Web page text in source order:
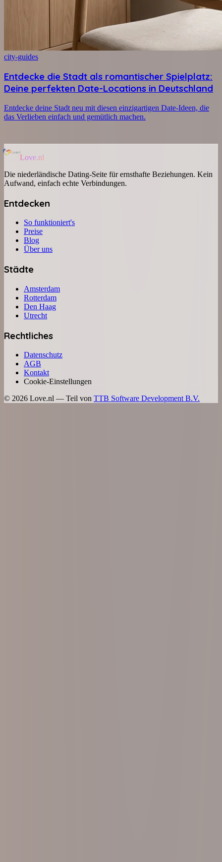
city-guides
Entdecke die Stadt als romantischer Spielplatz:
Deine perfekten Date-Locations in Deutschland
Entdecke deine Stadt neu mit diesen einzigartigen Date-Ideen, die
das Verlieben einfach und gemütlich machen.
Love.nl
Die niederländische Dating-Seite für ernsthafte Beziehungen. Kein
Aufwand, einfach echte Verbindungen.
Entdecken
So funktioniert's
Preise
Blog
Über uns
Städte
Amsterdam
Rotterdam
Den Haag
Utrecht
Rechtliches
Datenschutz
AGB
Kontakt
Cookie-Einstellungen
© 2026 Love.nl — Teil von TTB Software Development B.V.